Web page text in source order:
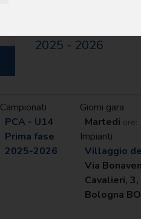
2025 - 2026
Campionati
PCA - U14
Prima fase
2025-2026
Giorni gara
Martedi ore:
Impianti
Villaggio
Via
Cavalieri,
Bologna